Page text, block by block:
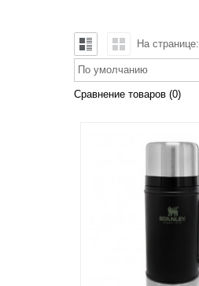
На странице:
По умолчанию
Сравнение товаров (0)